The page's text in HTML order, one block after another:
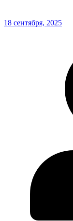
18 сентября, 2025